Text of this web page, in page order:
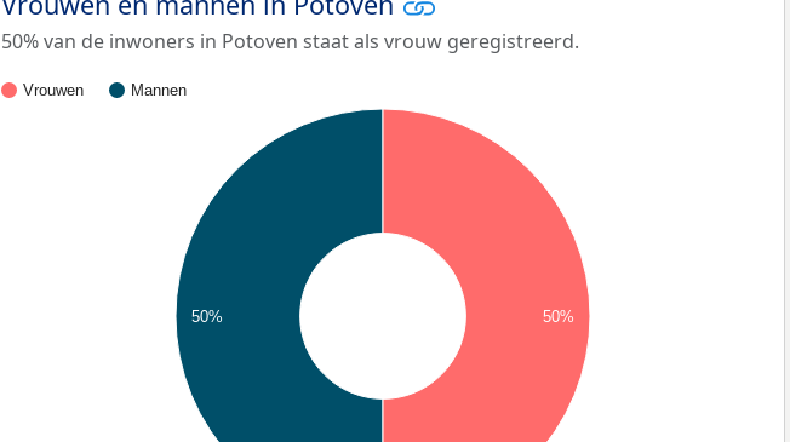
50% van de inwoners in Potoven staat als vrouw geregistreerd.
Vrouwen Mannen
50% 50%